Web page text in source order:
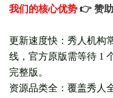
我们的核心优势 👉 赞
更新速度快：秀人机构
线，官方原版需等待 1
完整版。
资源品类全：覆盖秀人